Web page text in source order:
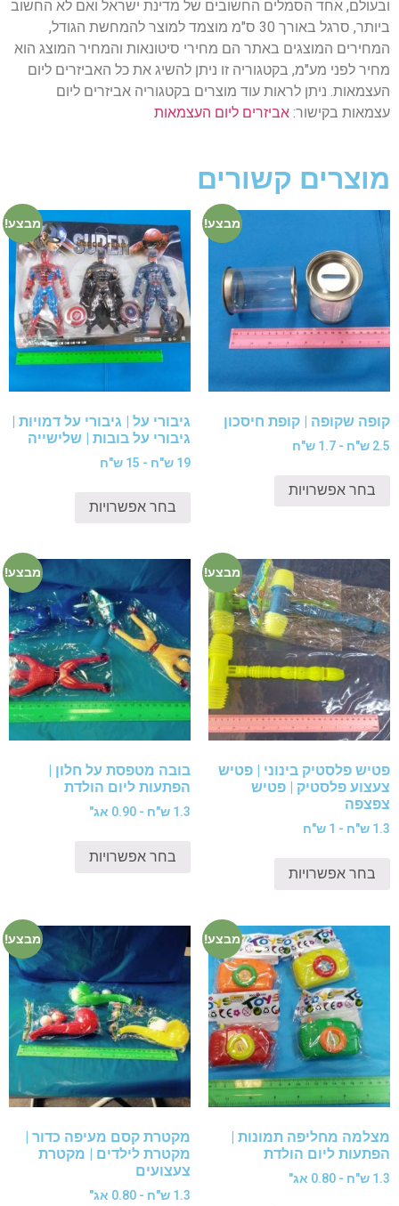
ובעולם, אחד הסמלים החשובים של מדינת ישראל ואם לא החשוב
ביותר, סרגל באורך 30 ס"מ מוצמד למוצר להמחשת הגודל,
המחירים המוצגים באתר הם מחירי סיטונאות והמחיר המוצג הוא
מחיר לפני מע"מ, בקטגוריה זו ניתן להשיג את כל האביזרים ליום
העצמאות. ניתן לראות עוד מוצרים בקטגוריה אביזרים ליום
עצמאות בקישור: אביזרים ליום העצמאות
מוצרים קשורים
מבצע!
קופה שקופה | קופת חיסכון
2.5 ש"ח - 1.7 ש"ח
בחר אפשרויות
מבצע!
גיבורי על | גיבורי על דמויות |
גיבורי על בובות | שלישייה
19 ש"ח - 15 ש"ח
בחר אפשרויות
מבצע!
פטיש פלסטיק בינוני | פטיש
צעצוע פלסטיק | פטיש
צפצפה
1.3 ש"ח - 1 ש"ח
בחר אפשרויות
מבצע!
בובה מטפסת על חלון |
הפתעות ליום הולדת
1.3 ש"ח - 0.90 אג"
בחר אפשרויות
מבצע!
מצלמה מחליפה תמונות |
הפתעות ליום הולדת
1.3 ש"ח - 0.80 אג"
מבצע!
מקטרת קסם מעיפה כדור |
מקטרת לילדים | מקטרת
צעצועים
1.3 ש"ח - 0.80 אג"